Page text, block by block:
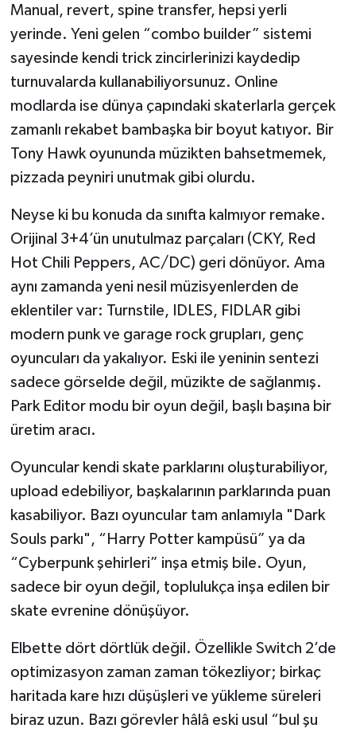
Manual, revert, spine transfer, hepsi yerli
yerinde. Yeni gelen “combo builder” sistemi
sayesinde kendi trick zincirlerinizi kaydedip
turnuvalarda kullanabiliyorsunuz. Online
modlarda ise dünya çapındaki skaterlarla gerçek
zamanlı rekabet bambaşka bir boyut katıyor. Bir
Tony Hawk oyununda müzikten bahsetmemek,
pizzada peyniri unutmak gibi olurdu.
Neyse ki bu konuda da sınıfta kalmıyor remake.
Orijinal 3+4’ün unutulmaz parçaları (CKY, Red
Hot Chili Peppers, AC/DC) geri dönüyor. Ama
aynı zamanda yeni nesil müzisyenlerden de
eklentiler var: Turnstile, IDLES, FIDLAR gibi
modern punk ve garage rock grupları, genç
oyuncuları da yakalıyor. Eski ile yeninin sentezi
sadece görselde değil, müzikte de sağlanmış.
Park Editor modu bir oyun değil, başlı başına bir
üretim aracı.
Oyuncular kendi skate parklarını oluşturabiliyor,
upload edebiliyor, başkalarının parklarında puan
kasabiliyor. Bazı oyuncular tam anlamıyla "Dark
Souls parkı", “Harry Potter kampüsü” ya da
“Cyberpunk şehirleri” inşa etmiş bile. Oyun,
sadece bir oyun değil, toplulukça inşa edilen bir
skate evrenine dönüşüyor.
Elbette dört dörtlük değil. Özellikle Switch 2’de
optimizasyon zaman zaman tökezliyor; birkaç
haritada kare hızı düşüşleri ve yükleme süreleri
biraz uzun. Bazı görevler hâlâ eski usul “bul şu